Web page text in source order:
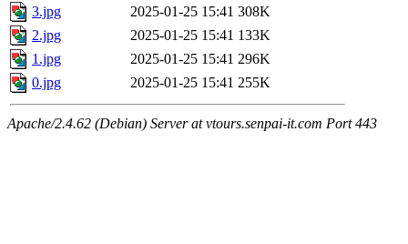
3.jpg
2025-01-25 15:41 308K
2.jpg
2025-01-25 15:41 133K
1.jpg
2025-01-25 15:41 296K
0.jpg
2025-01-25 15:41 255K
Apache/2.4.62 (Debian) Server at vtours.senpai-it.com Port 443